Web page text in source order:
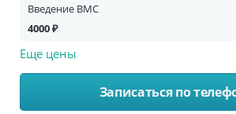
Записаться по
Введение ВМС
4000 ₽
Еще цены